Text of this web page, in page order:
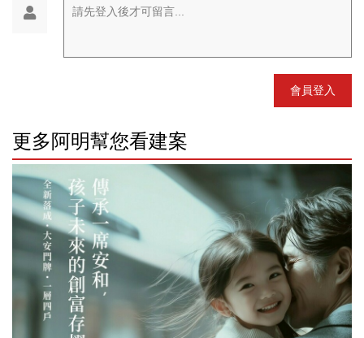
請先登入後才可留言...
會員登入
更多阿明幫您看建案